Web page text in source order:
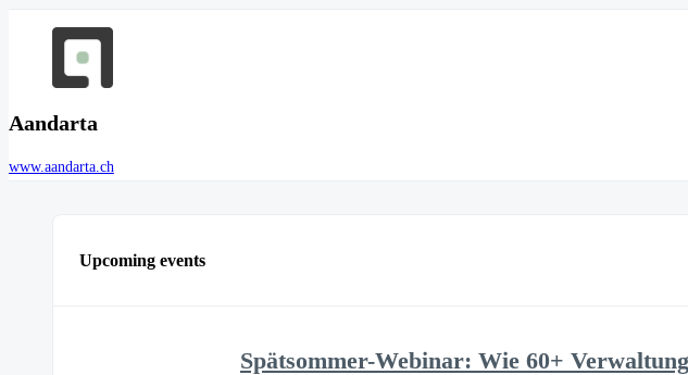
Aandarta
www.aandarta.ch
Upcoming events
Spätsommer-Webinar: Wie 60+